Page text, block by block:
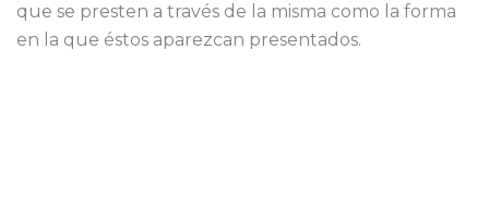
que se presten a través de la misma como la forma
en la que éstos aparezcan presentados.